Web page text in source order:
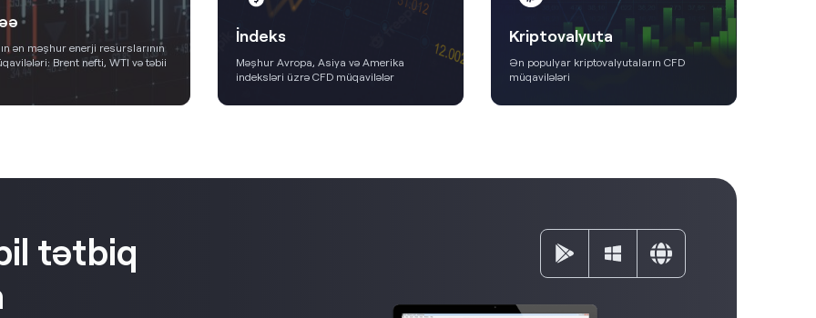
ən məşhur enerji resurslarının
Brent nefti, WTI və təbii
İndeks
Məşhur Avropa, Asiya və Amerika
indeksləri üzrə CFD müqavilələr
Kriptovalyuta
Ən populyar kriptovalyutaların CFD
müqavilələri
tətbiq